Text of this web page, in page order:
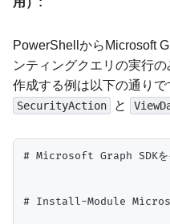
PowerShellからMicrosoft
ンティングクエリの実行
作成する例は以下の通りで
SecurityAction と
# Microsoft Graph SDKをイ
# Install-Module